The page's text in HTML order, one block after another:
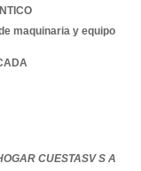
maquinaria y equipo
CUESTASV S A